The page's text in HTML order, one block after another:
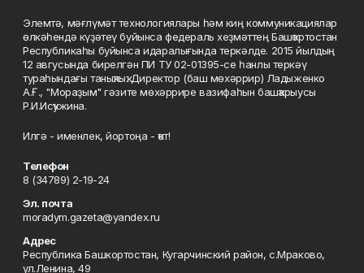
Элемтә, мәғлүмәт технологиялары һәм киң коммуникациялар
өлкәһендә күҙәтеү буйынса федераль хеҙмәттең Башҡортостан
Республикаһы буйынса идаралығында теркәлде. 2015 йылдың
12 авгусында бирелгән ПИ ТУ 02-01395-се һанлы теркәү
тураһындағы таныҡлыҡ. Директор (баш мөхәррир) Ладыженко
А.Ғ., "Мораҙым" гәзите мөхәррире вазифаһын башҡарыусы
Р.И.Исҡужина.
Илгә - именлек, йортоңа - ҡот!
Телефон
8 (34789) 2-19-24
Эл. почта
moradym.gazeta@yandex.ru
Адрес
Республика Башкортостан, Кугарчинский район, с.Мраково,
ул.Ленина, 49